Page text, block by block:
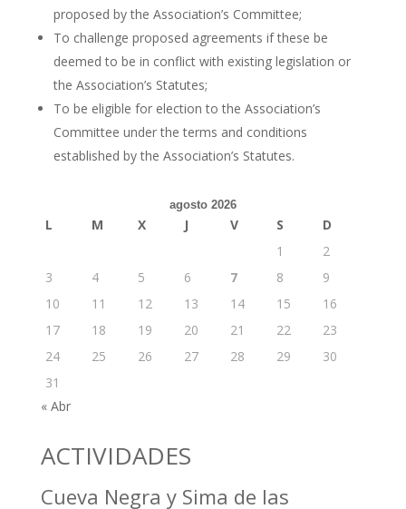
proposed by the Association’s Committee;
To challenge proposed agreements if these be
deemed to be in conflict with existing legislation or
the Association’s Statutes;
To be eligible for election to the Association’s
Committee under the terms and conditions
established by the Association’s Statutes.
agosto 2026
L M X J V S
D
1
2
3
4 5 6 7 8
9
10
11 12 13 14 15
16
17
18 19 20 21 22
23
24
25 26 27 28 29
30
31
« Abr
ACTIVIDADES
Cueva Negra y Sima de las